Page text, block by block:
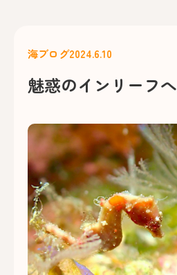
海ブログ2024.6.10
魅惑のインリーフへ